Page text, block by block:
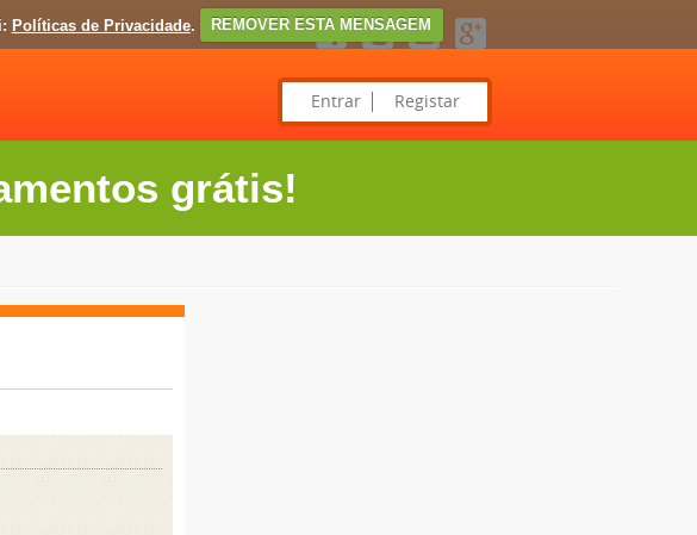
Políticas de Privacidade. REMOVER ESTA MENSAGEM
Entrar Registar
grátis!